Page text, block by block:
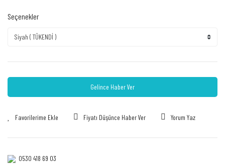
Seçenekler
Gelince Haber Ver
Fiyatı Düşünce Haber Ver Yorum Yaz
0530 418 69 03‎‎